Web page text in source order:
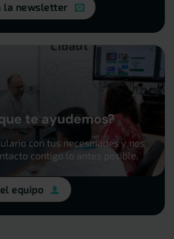
la newsletter
te ayudemos?
con tus necesidades y nos
contigo lo antes posible.
equipo